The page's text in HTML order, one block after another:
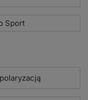
Sport